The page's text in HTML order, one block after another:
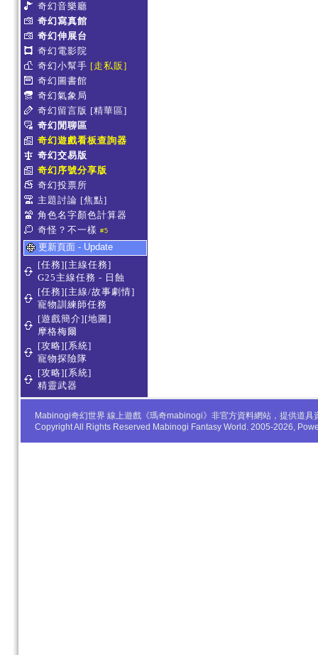
奇幻音樂廳
奇幻寫真館
奇幻伸展台
奇幻電影院
奇幻小幫手 [走私販]
奇幻圖書館
奇幻氣象局
奇幻留言版 [精華區]
奇幻閒聊區
奇幻遊戲看板查詢器
奇幻交易版
奇幻序號分享版
奇幻投票所
主題討論 [焦點]
角色名字顏色計算器
奇怪？不一樣 #5
更新頁面 - Update
[任務][主線任務]
G25主線任務 - 日蝕
[任務][主線/故事劇情]
寵物訓練師任務
[遊戲簡介][地圖]
摩格梅爾
[攻略][系統]
寵物探險隊
[攻略][系統]
精靈武器
Mabinogi奇幻世界 線上遊戲《瑪奇mabinogi》非官方資料網站，提供道
Copyright All Rights Reserved Mabinogi Fantasy World. 2005-2026,